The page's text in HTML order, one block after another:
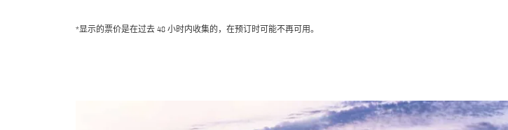
*显示的票价是在过去 48 小时内收集的，在预订时可能不再可用。